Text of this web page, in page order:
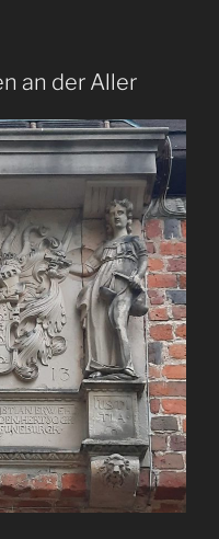
an der Aller